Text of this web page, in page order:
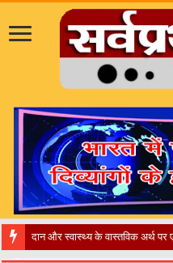
​”कानून तो बदल गया 2016 में